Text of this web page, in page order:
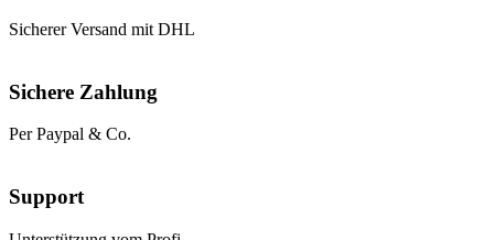
Sicherer Versand mit DHL
Sichere Zahlung
Per Paypal & Co.
Support